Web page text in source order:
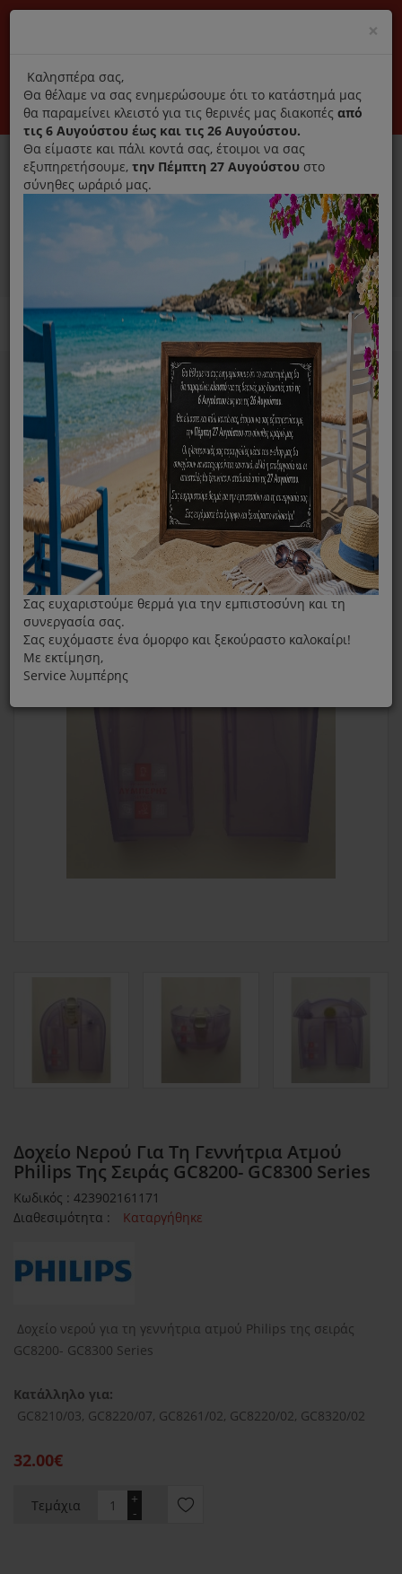
Αποκλειστικά γνήσια ανταλλακτικά
Σύνδεση Εγγραφή Εταιρεία Επικοινωνία
0
Ανταλλακτικά ηλεκτρικών συσκευών MENU
Home Σίδερο
Ανταλλακτικά Σιδέρου
Δοχείο Νερού Για Τη Γεννήτρια Ατμού Philips Της Σειράς
GC8200- GC8300 Series
Δοχείο Νερού Για Τη Γεννήτρια Ατμού
Philips Της Σειράς GC8200- GC8300 Series
Κωδικός : 423902161171
Διαθεσιμότητα :
Καταργήθηκε
Δοχείο νερού για τη γεννήτρια ατμού Philips της σειράς
GC8200- GC8300 Series
Κατάλληλο για:
GC8210/03, GC8220/07, GC8261/02, GC8220/02, GC8320/02
32.00€
Τεμάχια -
+
×
title
Καλησπέρα σας,
Θα θέλαμε να σας ενημερώσουμε ότι το κατάστημά μας
θα παραμείνει κλειστό για τις θερινές μας διακοπές από
τις 6 Αυγούστου έως και τις 26 Αυγούστου.
Θα είμαστε και πάλι κοντά σας, έτοιμοι να σας
εξυπηρετήσουμε, την Πέμπτη 27 Αυγούστου στο
σύνηθες ωράριό μας.
Σας ευχαριστούμε θερμά για την εμπιστοσύνη και τη
συνεργασία σας.
Σας ευχόμαστε ένα όμορφο και ξεκούραστο καλοκαίρι!
Με εκτίμηση,
Service λυμπέρης